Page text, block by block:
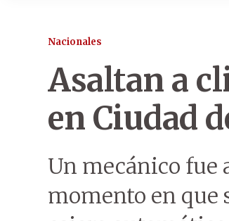
Nacionales
Asaltan a
en Ciudad
Un mecánico fue
momento en que